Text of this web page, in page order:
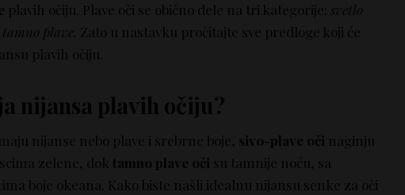
plavih očiju. Plave oči se obično dele na tri kategorije: svetlo
plave. Zato u nastavku pročitajte sve predloge koji će
plavih očiju.
nijansa plavih očiju?
nijanse nebo plave i srebrne boje, sivo-plave oči naginju
zelene, dok tamno plave oči su tamnije noću, sa
boje okeana. Kako biste našli idealnu nijansu senke za oči